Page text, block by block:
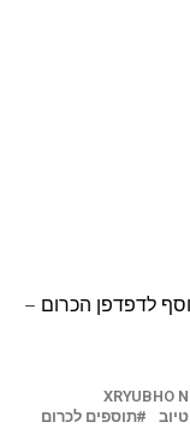
לדפדפן הכרום –
XRYUBHO
תוספים לכרום